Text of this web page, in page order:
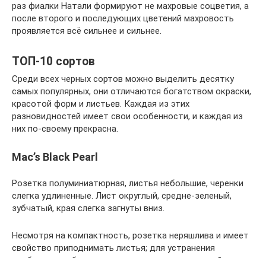
раз фиалки Натали формируют не махровые соцветия, а
после второго и последующих цветений махровость
проявляется всё сильнее и сильнее.
ТОП-10 сортов
Среди всех черных сортов можно выделить десятку
самых популярных, они отличаются богатством окраски,
красотой форм и листьев. Каждая из этих
разновидностей имеет свои особенности, и каждая из
них по-своему прекрасна.
Mac’s Black Pearl
Розетка полуминиатюрная, листья небольшие, черенки
слегка удлиненные. Лист округлый, средне-зеленый,
зубчатый, края слегка загнуты вниз.
Несмотря на компактность, розетка неряшлива и имеет
свойство приподнимать листья; для устранения